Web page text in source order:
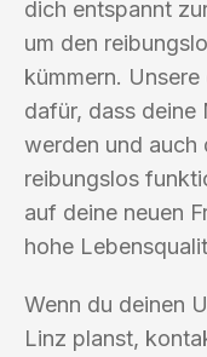
dich entspannt
um den
kümmern.
dafür, dass deine
werden und auch
reibungslos
auf deine neuen
hohe
Wenn du deinen
Linz planst,